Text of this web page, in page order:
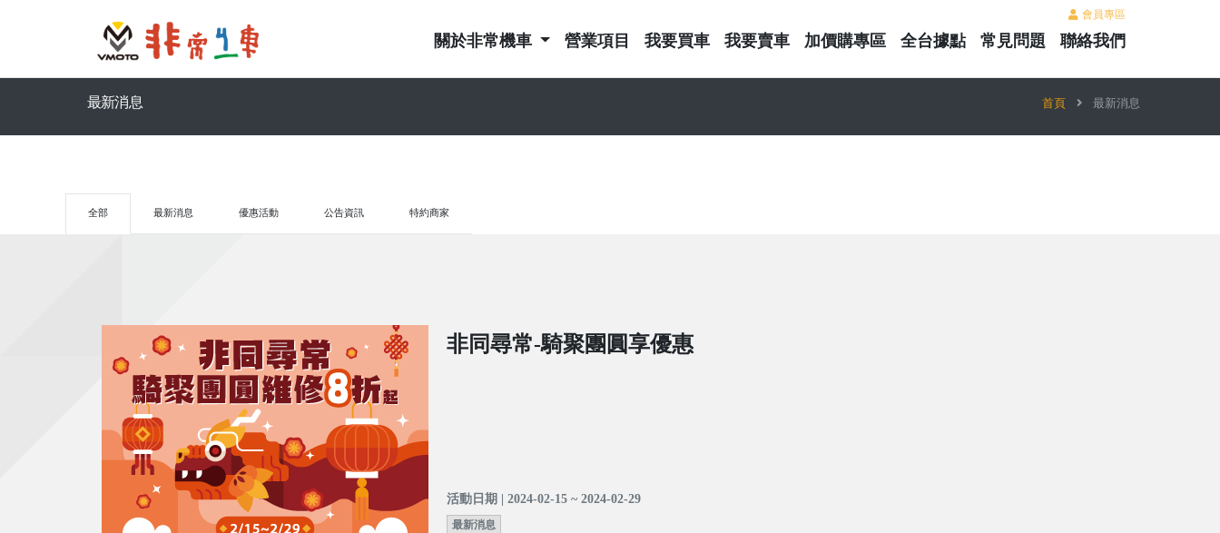
會員專區
關於非常機車 營業項目 我要買車 我要賣車 加價購專區 全台據點 常見問題 聯絡我們
最新消息 首頁 最新消息
全部 最新消息 優惠活動 公告資訊 特約商家
非同尋常-騎聚團圓享優惠
活動日期 | 2024-02-15 ~ 2024-02-29
最新消息